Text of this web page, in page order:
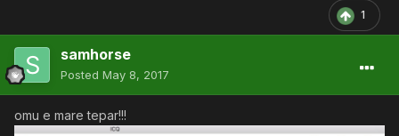
1
samhorse
Posted May 8, 2017
omu e mare tepar!!!